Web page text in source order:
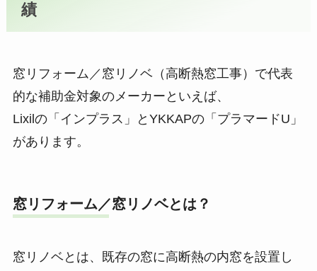
績
窓リフォーム／窓リノベ（高断熱窓工事）で代表
的な補助金対象のメーカーといえば、
Lixilの「インプラス」とYKKAPの「プラマードU」
があります。
窓リフォーム／窓リノベとは？
窓リノベとは、既存の窓に高断熱の内窓を設置し